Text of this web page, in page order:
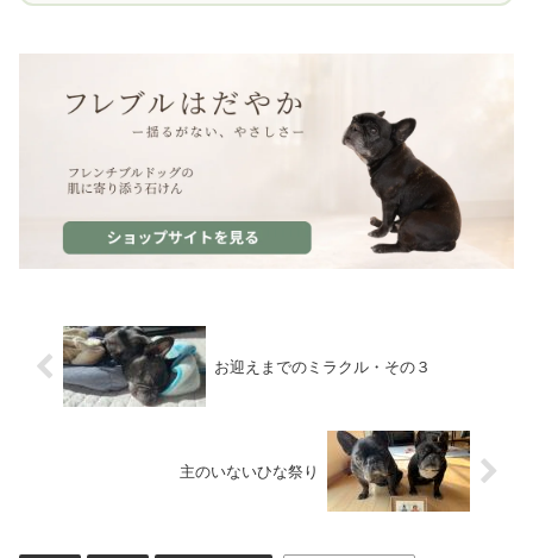
お迎えまでのミラクル・その３
主のいないひな祭り